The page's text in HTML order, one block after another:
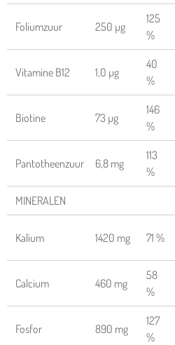
Foliumzuur 250 µg
125
%
Vitamine B12 1,0 µg
40
%
Biotine 73 µg
146
%
Pantotheenzuur 6,8 mg
113
%
MINERALEN
Kalium 1420 mg 71 %
Calcium 460 mg
58
%
Fosfor 890 mg
127
%